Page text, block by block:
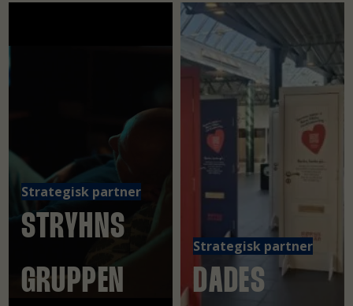
Strategisk partner
STRYHNS
GRUPPEN
Strategisk partner
DADES